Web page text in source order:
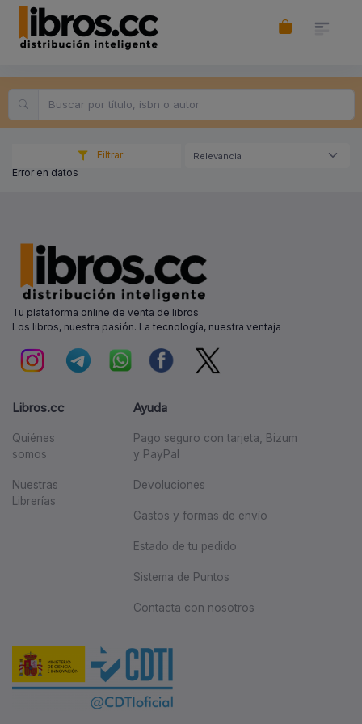
Filtrar Relevancia
Error en datos
Tu plataforma online de venta de libros
Los libros, nuestra pasión. La tecnología, nuestra ventaja
Libros.cc
Quiénes
somos
Nuestras
Librerías
Ayuda
Pago seguro con tarjeta, Bizum
y PayPal
Devoluciones
Gastos y formas de envío
Estado de tu pedido
Sistema de Puntos
Contacta con nosotros